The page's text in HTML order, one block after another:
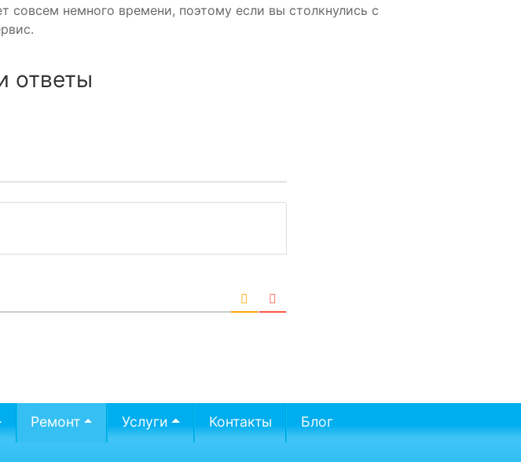
совсем немного времени, поэтому если вы столкнулись с
ответы
Ремонт Услуги Контакты Блог